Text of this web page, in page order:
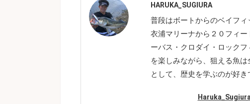
HARUKA_SUGIURA
普段はボートからのベイフ
衣浦マリーナから２０フィ
ーバス・クロダイ・ロック
を楽しみながら、狙える魚
として、歴史を学ぶのが好き